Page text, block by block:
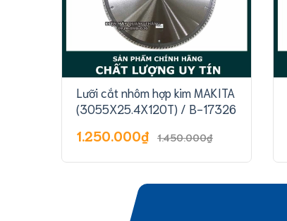
Lưỡi cắt nhôm hợp kim MAKITA
(3055X25.4X120T) / B-17326
1.250.000₫ 1.450.000₫